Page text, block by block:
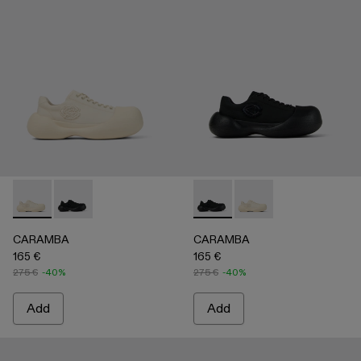
CARAMBA - A500051-002 - WHITE
CARAMBA - A500051-001 - BLACK
CARAMBA
165 €
275 € -40%
Add
CARAMBA - A500051-001 -
CARAMBA -
CARAMBA
165 €
275 € -40%
Add